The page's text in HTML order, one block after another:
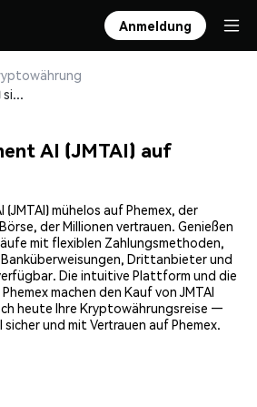
Anmeldung
Judgment AI (JMTAI) sicher kaufen und speichern
AI (JMTAI) auf
mühelos auf Phemex, der
der Millionen vertrauen. Genießen
mit flexiblen Zahlungsmethoden,
Drittanbieter und
Die intuitive Plattform und die
machen den Kauf von JMTAI
heute Ihre Kryptowährungsreise —
und mit Vertrauen auf Phemex.